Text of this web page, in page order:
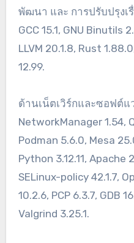
พัฒนา และ การปรับปรุงเ
GCC 15.1, GNU Binutils
LLVM 20.1.8, Rust
12.99.
ด้านเน็ตเวิร์กและซอฟต์แ
NetworkManager 1.54,
Podman 5.6.0, Mesa
Python 3.12.11, Apache
SELinux-policy 42.1.7,
10.2.6, PCP 6.3.7, GDB
Valgrind 3.25.1.